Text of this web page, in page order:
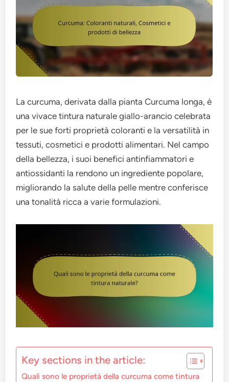
La curcuma, derivata dalla pianta Curcuma longa, è
una vivace tintura naturale giallo-arancio celebrata
per le sue forti proprietà coloranti e la versatilità in
tessuti, cosmetici e prodotti alimentari. Nel campo
della bellezza, i suoi benefici antinfiammatori e
antiossidanti la rendono un ingrediente popolare,
migliorando la salute della pelle mentre conferisce
una tonalità ricca a varie formulazioni.
Key sections in the article:
Quali sono le proprietà della curcuma come tintura